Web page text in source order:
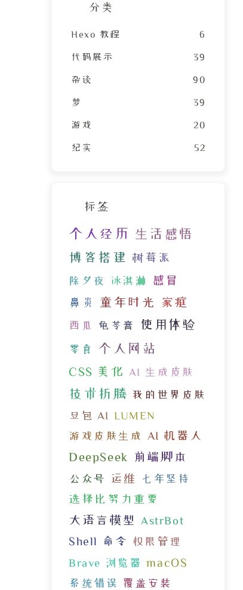
分类
Hexo 教程 6
代码展示 39
杂谈 90
梦 39
游戏 20
纪实 52
标签
个人经历 生活感悟
博客搭建 树莓派
除夕夜 冰淇淋 感冒
鼻炎 童年时光 家庭
西瓜 龟苓膏 使用体验
零食 个人网站
CSS 美化 AI 生成皮肤
技术折腾 我的世界皮肤
豆包 AI
LUMEN
游戏皮肤生成
AI 机器人
DeepSeek 前端脚本
公众号 运维 七年坚持
选择比努力重要
大语言模型 AstrBot
Shell 命令
权限管理
Brave 浏览器 macOS
系统错误 覆盖安装